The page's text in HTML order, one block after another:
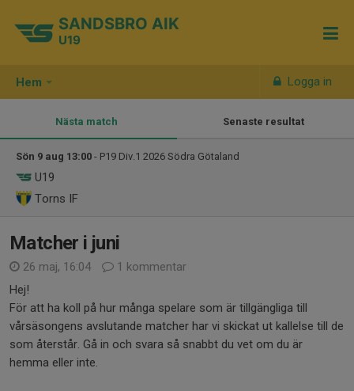
Hem Logga in
SANDSBRO AIK
U19
Nästa match Senaste resultat
Sön 9 aug 13:00 - P19 Div.1 2026 Södra Götaland
U19
Torns IF
Matcher i juni
26 maj, 16:04
1 kommentar
Hej!
För att ha koll på hur många spelare som är tillgängliga till
vårsäsongens avslutande matcher har vi skickat ut kallelse till de
som återstår. Gå in och svara så snabbt du vet om du är
hemma eller inte.